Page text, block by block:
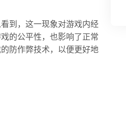
到，这一现象对游戏内经
的公平性，也影响了正常
防作弊技术，以便更好地